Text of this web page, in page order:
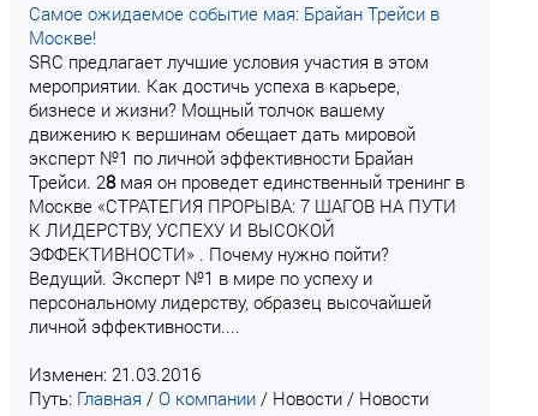
Самое ожидаемое событие мая: Брайан Трейси в
Москве!
SRC предлагает лучшие условия участия в этом
мероприятии. Как достичь успеха в карьере,
бизнесе и жизни? Мощный толчок вашему
движению к вершинам обещает дать мировой
эксперт №1 по личной эффективности Брайан
Трейси. 28мая он проведет единственный тренинг в
Москве «СТРАТЕГИЯ ПРОРЫВА: 7 ШАГОВ НА ПУТИ
К ЛИДЕРСТВУ, УСПЕХУ И ВЫСОКОЙ
ЭФФЕКТИВНОСТИ» . Почему нужно пойти?
Ведущий. Эксперт №1 в мире по успеху и
персональному лидерству, образец высочайшей
личной эффективности....
Изменен: 21.03.2016
Путь: Главная / О компании / Новости / Новости